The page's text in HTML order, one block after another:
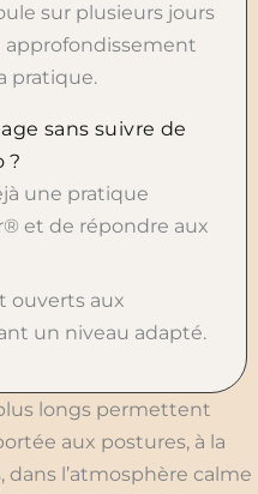
sur plusieurs jours
pratique.
sans suivre de
?
une pratique
et de répondre aux
ouverts aux
un niveau adapté.
longs permettent
aux postures, à la
l’atmosphère calme